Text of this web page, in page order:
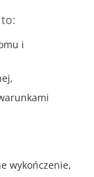
i
wykończenie,